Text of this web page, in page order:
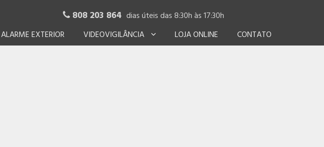
808 203 864 dias úteis das 8:30h às 17:30h
ALARME EXTERIOR VIDEOVIGILÂNCIA LOJA ONLINE CONTATO